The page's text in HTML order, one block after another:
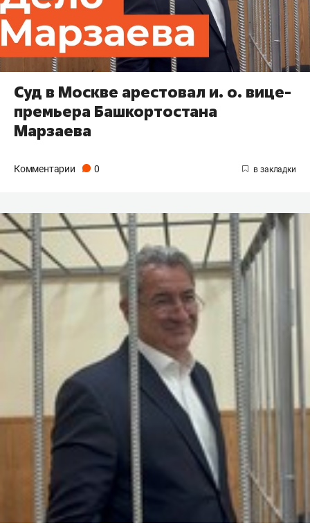
Суд в Москве арестовал и. о. вице-
премьера Башкортостана
Марзаева
Комментарии 0